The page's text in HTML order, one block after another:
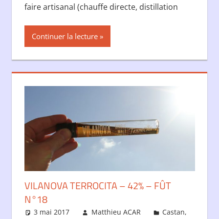
faire artisanal (chauffe directe, distillation
Continuer la lecture
VILANOVA TERROCITA – 42% – FÛT
N°18
3 mai 2017 Matthieu ACAR Castan,